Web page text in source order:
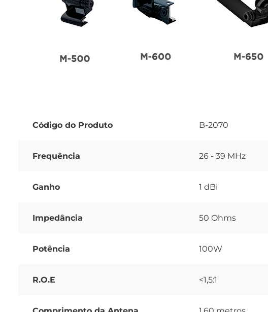
Código do Produto B-2070
Frequência 26 - 39 MHz
Ganho 1 dBi
Impedância 50 Ohms
Potência 100W
R.O.E <1,5:1